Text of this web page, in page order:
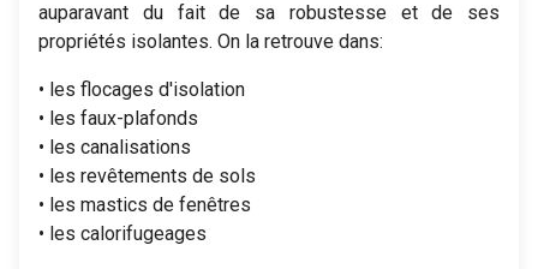
auparavant du fait de sa robustesse et de ses
propriétés isolantes. On la retrouve dans:
• les flocages d'isolation
• les faux-plafonds
• les canalisations
• les revêtements de sols
• les mastics de fenêtres
• les calorifugeages